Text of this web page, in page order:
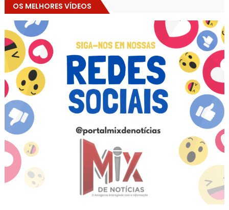
OS MELHORES VÍDEOS